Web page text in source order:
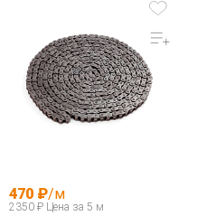
470 ₽/м
2350 ₽ Цена за 5 м